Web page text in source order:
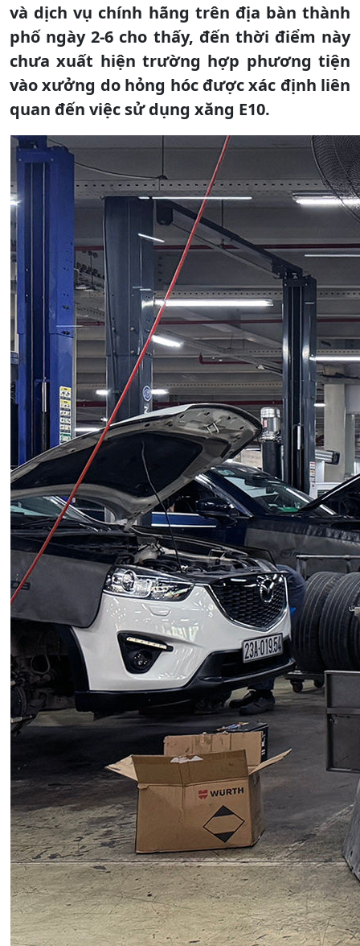
và dịch vụ chính hãng trên địa bàn thành
phố ngày 2-6 cho thấy, đến thời điểm này
chưa xuất hiện trường hợp phương tiện
vào xưởng do hỏng hóc được xác định liên
quan đến việc sử dụng xăng E10.